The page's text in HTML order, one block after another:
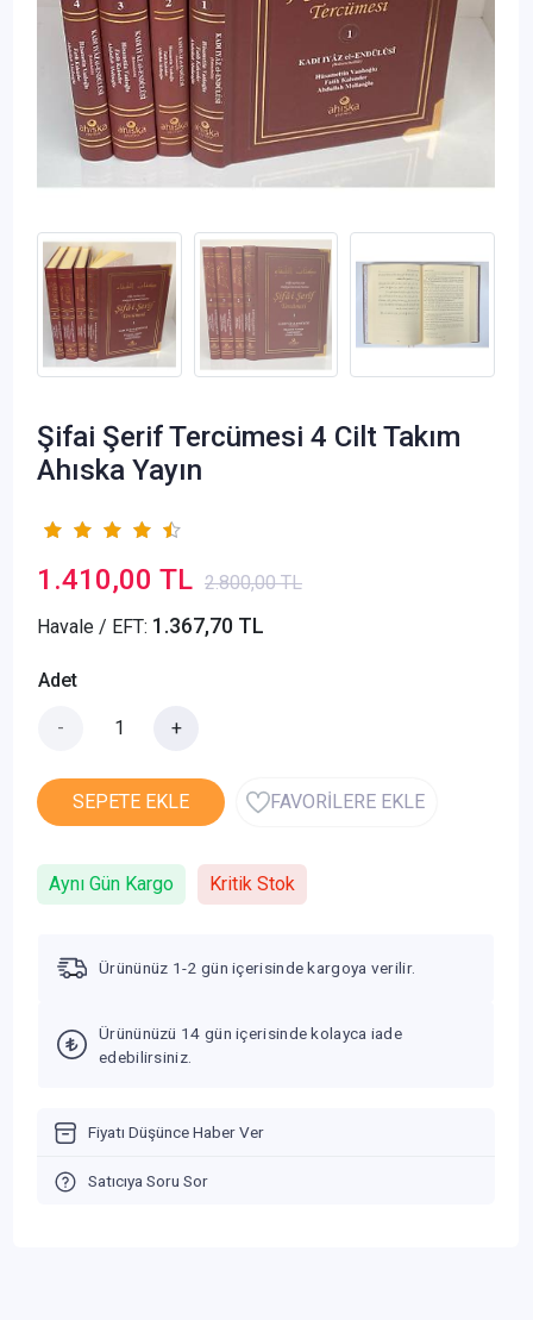
Şifai Şerif Tercümesi 4 Cilt Takım
Ahıska Yayın
1.410,00 TL 2.800,00 TL
Havale / EFT: 1.367,70 TL
Adet
- +
SEPETE EKLE FAVORİLERE EKLE
Aynı Gün Kargo Kritik Stok
Ürününüz 1-2 gün içerisinde kargoya verilir.
Ürününüzü 14 gün içerisinde kolayca iade
edebilirsiniz.
Fiyatı Düşünce Haber Ver
Satıcıya Soru Sor